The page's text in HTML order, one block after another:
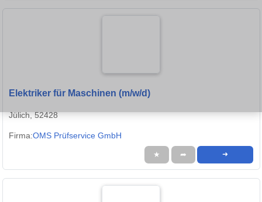
Elektriker für Maschinen (m/w/d)
Jülich, 52428
Firma:OMS Prüfservice GmbH
★ ➦ ➜